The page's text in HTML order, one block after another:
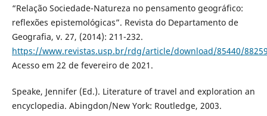
“Relação Sociedade-Natureza no pensamento geográfico:
reflexões epistemológicas”. Revista do Departamento de
Geografia, v. 27, (2014): 211-232.
https://www.revistas.usp.br/rdg/article/download/85440/
Acesso em 22 de fevereiro de 2021.
Speake, Jennifer (Ed.). Literature of travel and exploration an
encyclopedia. Abingdon/New York: Routledge, 2003.